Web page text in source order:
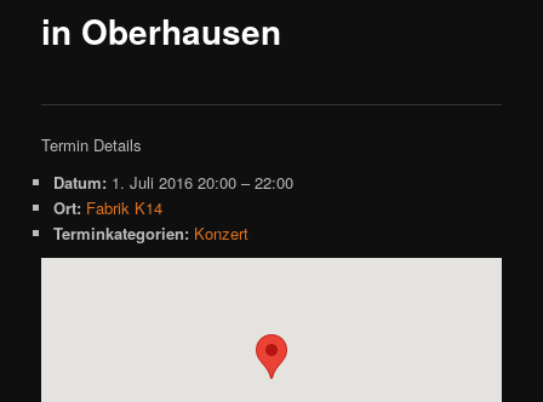
in Oberhausen
Termin Details
Datum: 1. Juli 2016 20:00 –22:00
Ort: Fabrik K14
Terminkategorien: Konzert